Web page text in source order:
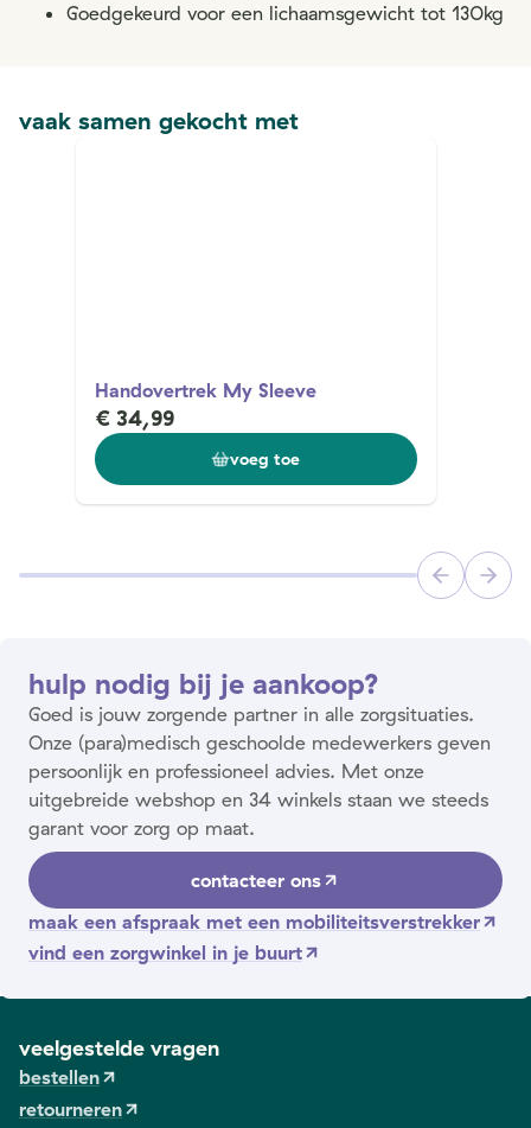
Goedgekeurd voor een lichaamsgewicht tot 130kg
vaak samen gekocht met
Handovertrek My Sleeve
€ 34,99
voeg toe
hulp nodig bij je aankoop?
Goed is jouw zorgende partner in alle zorgsituaties.
Onze (para)medisch geschoolde medewerkers geven
persoonlijk en professioneel advies. Met onze
uitgebreide webshop en 34 winkels staan we steeds
garant voor zorg op maat.
contacteer ons
maak een afspraak met een mobiliteitsverstrekker
vind een zorgwinkel in je buurt
veelgestelde vragen
bestellen
retourneren